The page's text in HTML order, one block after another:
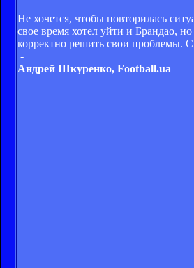
Не хочется, чтобы повторилась
свое время хотел уйти и Брандао,
корректно решить свои проблемы.
-
Андрей Шкуренко, Football.ua